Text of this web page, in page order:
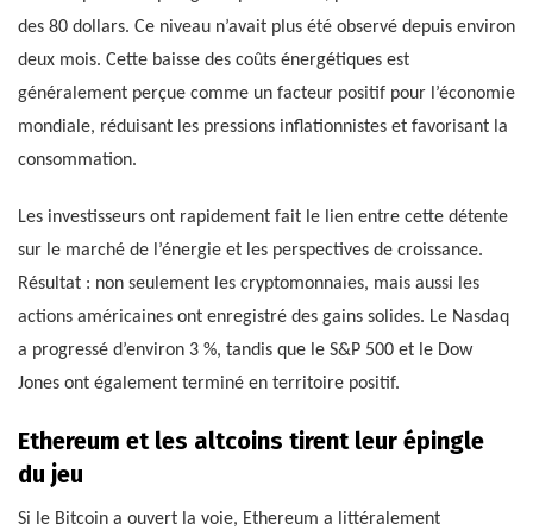
des 80 dollars. Ce niveau n’avait plus été observé depuis environ
deux mois. Cette baisse des coûts énergétiques est
généralement perçue comme un facteur positif pour l’économie
mondiale, réduisant les pressions inflationnistes et favorisant la
consommation.
Les investisseurs ont rapidement fait le lien entre cette détente
sur le marché de l’énergie et les perspectives de croissance.
Résultat : non seulement les cryptomonnaies, mais aussi les
actions américaines ont enregistré des gains solides. Le Nasdaq
a progressé d’environ 3 %, tandis que le S&P 500 et le Dow
Jones ont également terminé en territoire positif.
Ethereum et les altcoins tirent leur épingle
du jeu
Si le Bitcoin a ouvert la voie, Ethereum a littéralement